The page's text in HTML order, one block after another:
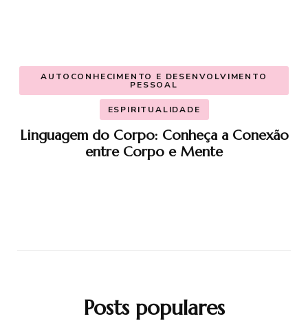
AUTOCONHECIMENTO E DESENVOLVIMENTO
PESSOAL
ESPIRITUALIDADE
Linguagem do Corpo: Conheça a Conexão
entre Corpo e Mente
Posts populares